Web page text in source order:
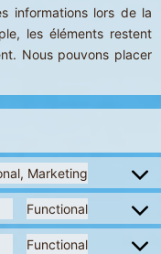
informations lors de la
les éléments restent
Nous pouvons placer
Marketing
Functional
Functional